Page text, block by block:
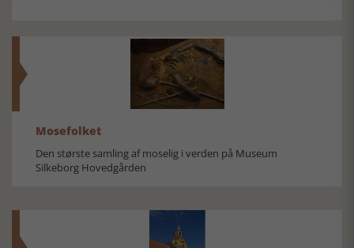
Mosefolket
Den største samling af moselig i verden på Museum
Silkeborg Hovedgården